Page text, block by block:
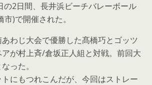
の2日間、長井浜ビーチバレーボール
)で開催された。
わじ大会で優勝した髙橋巧とゴッツ
が村上斉/倉坂正人組と対戦。前回大
った。
にもつれこんだが、今回はストレー